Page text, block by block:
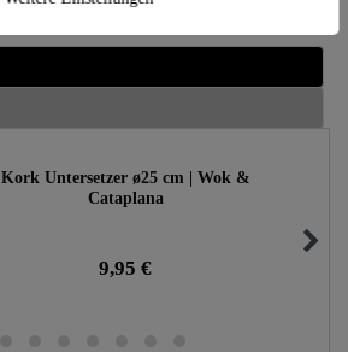
Kork Untersetzer ø25 cm | Wok &
Cataplana
9,95 €